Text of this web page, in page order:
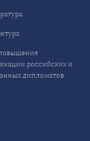
российских и
дипломатов